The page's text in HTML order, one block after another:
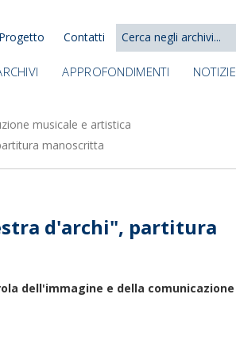
Contatti
APPROFONDIMENTI NOTIZIE
musicale e artistica
manoscritta
d'archi", partitura
dell'immagine e della comunicazione